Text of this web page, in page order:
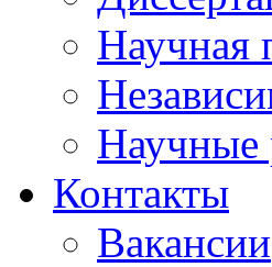
Научная
Научные
Контакты
Вакансии